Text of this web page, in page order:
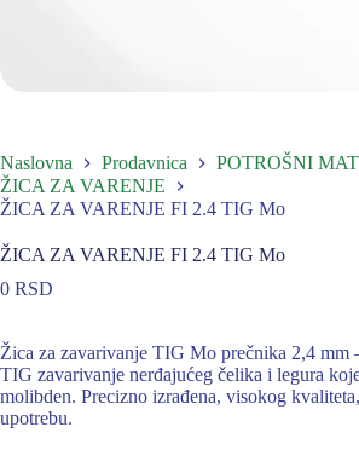
Naslovna Prodavnica
POTROŠNI
ŽICA ZA VARENJE
ŽICA ZA VARENJE FI 2.4 TIG Mo
ŽICA ZA VARENJE FI 2.4 TIG Mo
0 RSD
Žica za zavarivanje TIG Mo prečnika 2,4 mm
TIG zavarivanje nerđajućeg čelika i legura
molibden. Precizno izrađena, visokog
upotrebu.